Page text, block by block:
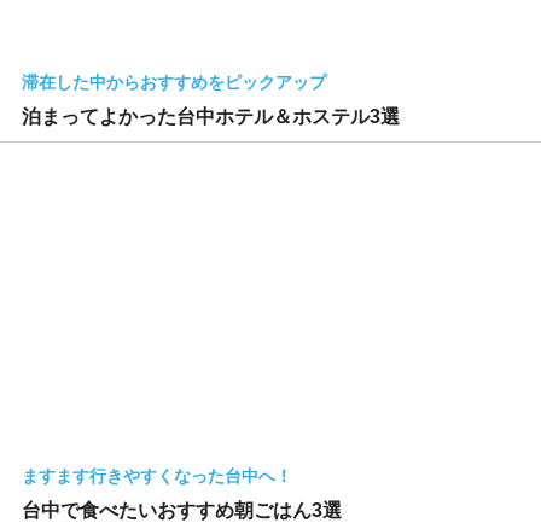
滞在した中からおすすめをピックアップ
泊まってよかった台中ホテル＆ホステル3選
ますます行きやすくなった台中へ！
台中で食べたいおすすめ朝ごはん3選